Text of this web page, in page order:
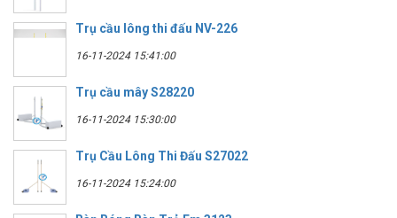
Trụ cầu lông thi đấu NV-226
16-11-2024 15:41:00
Trụ cầu mây S28220
16-11-2024 15:30:00
Trụ Cầu Lông Thi Đấu S27022
16-11-2024 15:24:00